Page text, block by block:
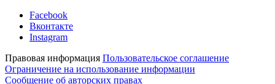
Facebook
Вконтакте
Instagram
Правовая информация Пользовательское соглашение
Ограничение на использование информации
Сообщение об авторских правах